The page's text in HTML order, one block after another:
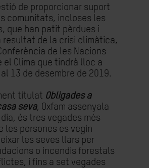
de proporcionar suport
comunitats, incloses les
que han patit pèrdues i
resultat de la crisi climàtica,
de les Nacions
el Clima que tindrà lloc a
13 de desembre de 2019.
titulat Obligades a
seva, Oxfam assenyala
és tres vegades més
les persones es vegin
les seves llars per
o incendis forestals
i fins a set vegades